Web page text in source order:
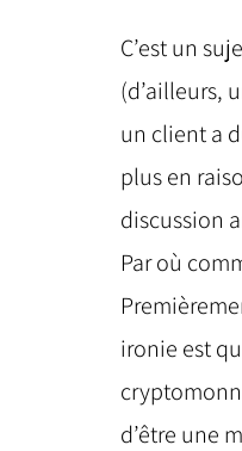
C’est un
(d’ailleurs,
un client a
plus en
discussion
Par où
ironie est
d’être une